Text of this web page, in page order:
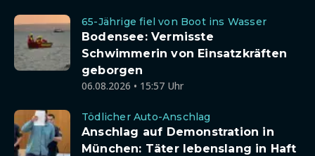
65-Jährige fiel von Boot ins Wasser
Bodensee: Vermisste
Schwimmerin von Einsatzkräften
geborgen
06.08.2026 • 15:57 Uhr
Tödlicher Auto-Anschlag
Anschlag auf Demonstration in
München: Täter lebenslang in Haft